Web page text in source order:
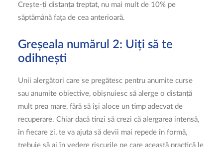
Crește-ți distanța treptat, nu mai mult de 10% pe
săptămână fața de cea anterioară.
Greșeala numărul 2: Uiți să te
odihnești
Unii alergători care se pregătesc pentru anumite curse
sau anumite obiective, obișnuiesc să alerge o distanță
mult prea mare, fără să își aloce un timp adecvat de
recuperare. Chiar dacă tinzi să crezi că alergarea intensă,
în fiecare zi, te va ajuta să devii mai repede în formă,
trebuie să ai în vedere riscurile pe care această practică le